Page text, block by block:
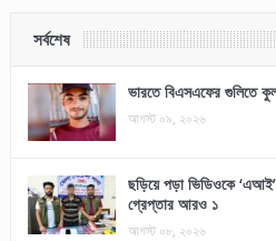
সর্বশেষ
ভারতে বিএসএফের গুলিতে
আগস্ট ০৯, ২০২৬
ছড়িয়ে পড়া ভিডিওকে ‘এআই’
গ্রেপ্তার আরও ১
আগস্ট ০৮, ২০২৬